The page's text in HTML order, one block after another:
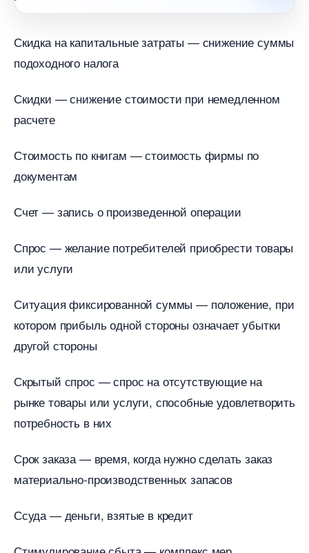
Скидка на капитальные затраты — снижение суммы
подоходного налога
Скидки — снижение стоимости при немедленном
расчете
Стоимость по книгам — стоимость фирмы по
документам
Счет — запись о произведенной операции
Спрос — желание потребителей приобрести товары
или услуги
Ситуация фиксированной суммы — положение, при
котором прибыль одной стороны означает убытки
другой стороны
Скрытый спрос — спрос на отсутствующие на
рынке товары или услуги, способные удовлетворить
потребность в них
Срок заказа — время, когда нужно сделать заказ
материально-производственных запасо
Ссуда — деньги, взятые в кредит